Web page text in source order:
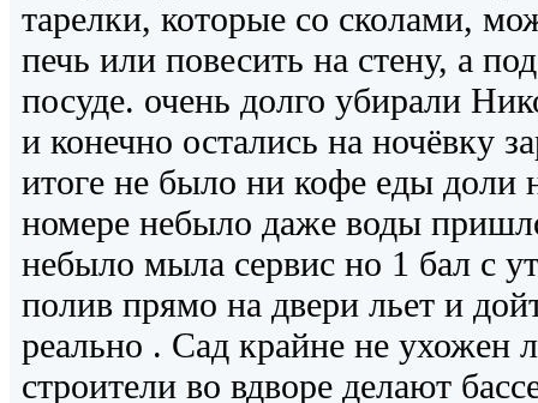
тарелки, которые со сколами,
печь или повесить на стену, а
посуде. очень долго убирали
и конечно остались на ночёвку
итоге не было ни кофе еды доли
номере небыло даже воды
небыло мыла сервис но 1 бал с
полив прямо на двери льет и
реально . Сад крайне не ухожен
строители во вдворе делают